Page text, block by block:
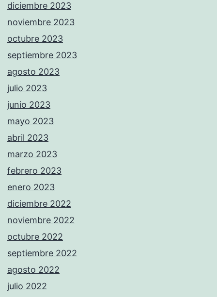
diciembre 2023
noviembre 2023
octubre 2023
septiembre 2023
agosto 2023
julio 2023
junio 2023
mayo 2023
abril 2023
marzo 2023
febrero 2023
enero 2023
diciembre 2022
noviembre 2022
octubre 2022
septiembre 2022
agosto 2022
julio 2022